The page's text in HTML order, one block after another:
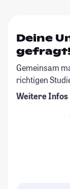
Deine
Gemeinsam
richtigen
Weitere Infos